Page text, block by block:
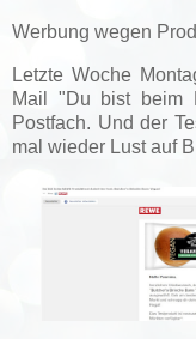
Werbung wegen
Letzte Woche
Mail "Du bist beim
Postfach. Und der
mal wieder Lust auf